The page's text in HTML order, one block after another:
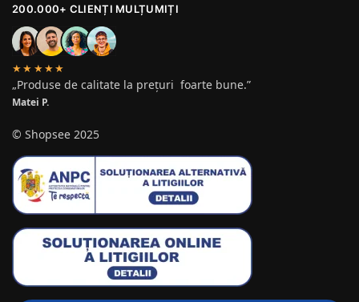
200.000+ CLIENȚI MULȚUMIȚI
★★★★★
„Produse de calitate la prețuri foarte bune.”
Matei P.
© Shopsee 2025